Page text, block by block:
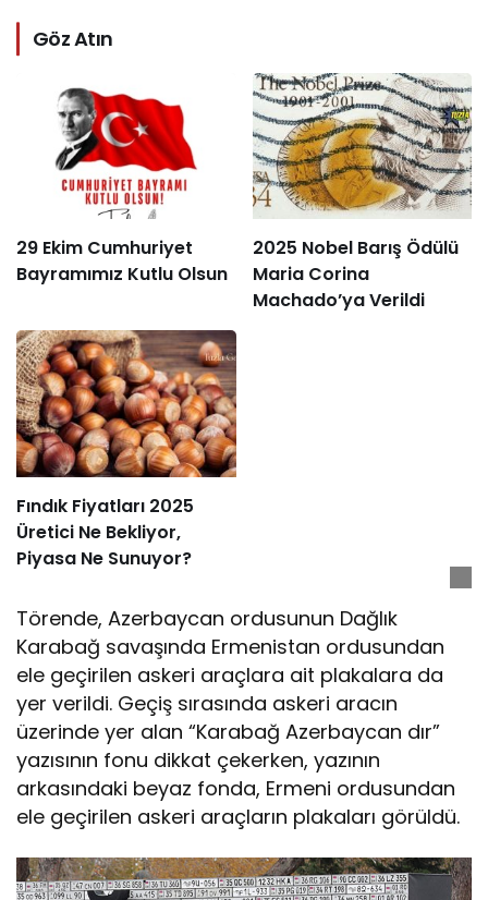
Göz Atın
29 Ekim Cumhuriyet
Bayramımız Kutlu Olsun
2025 Nobel Barış Ödülü
Maria Corina
Machado’ya Verildi
Fındık Fiyatları 2025
Üretici Ne Bekliyor,
Piyasa Ne Sunuyor?
Törende, Azerbaycan ordusunun Dağlık
Karabağ savaşında Ermenistan ordusundan
ele geçirilen askeri araçlara ait plakalara da
yer verildi. Geçiş sırasında askeri aracın
üzerinde yer alan “Karabağ Azerbaycan dır”
yazısının fonu dikkat çekerken, yazının
arkasındaki beyaz fonda, Ermeni ordusundan
ele geçirilen askeri araçların plakaları görüldü.